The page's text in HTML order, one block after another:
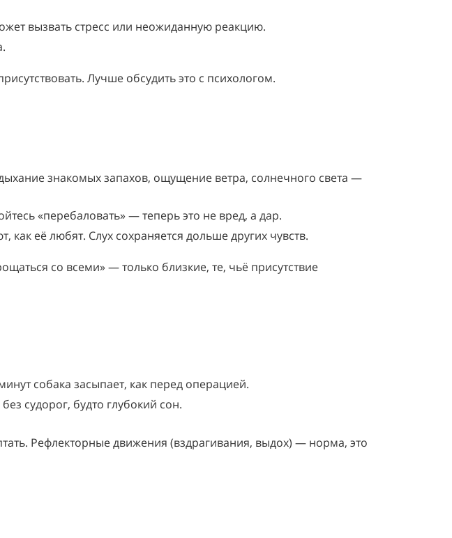
вызвать стресс или неожиданную реакцию.
Лучше обсудить это с психологом.
знакомых запахов, ощущение ветра, солнечного света —
«перебаловать» — теперь это не вред, а дар.
её любят. Слух сохраняется дольше других чувств.
со всеми» — только близкие, те, чьё присутствие
собака засыпает, как перед операцией.
судорог, будто глубокий сон.
Рефлекторные движения (вздрагивания, выдох) — норма, это